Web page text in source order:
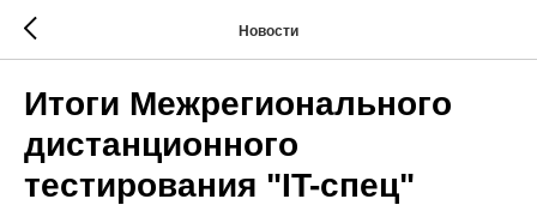
Новости
Итоги Межрегионального
дистанционного
тестирования "IT-спец"